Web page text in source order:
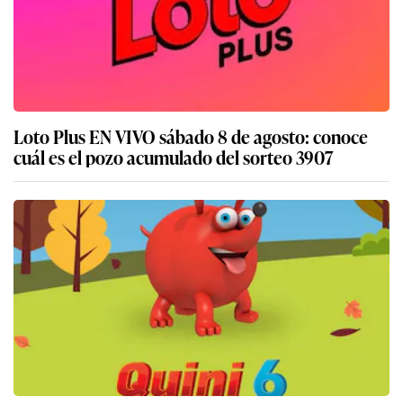
Loto Plus EN VIVO sábado 8 de agosto: conoce
cuál es el pozo acumulado del sorteo 3907